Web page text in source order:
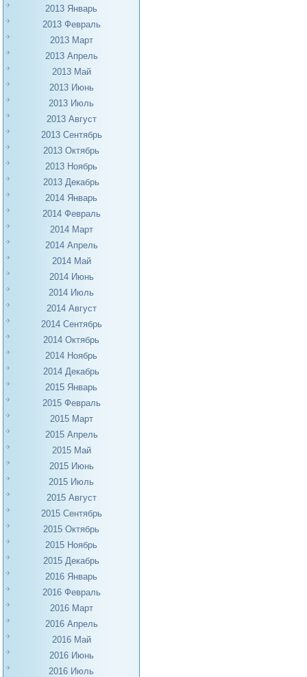
2013 Январь
2013 Февраль
2013 Март
2013 Апрель
2013 Май
2013 Июнь
2013 Июль
2013 Август
2013 Сентябрь
2013 Октябрь
2013 Ноябрь
2013 Декабрь
2014 Январь
2014 Февраль
2014 Март
2014 Апрель
2014 Май
2014 Июнь
2014 Июль
2014 Август
2014 Сентябрь
2014 Октябрь
2014 Ноябрь
2014 Декабрь
2015 Январь
2015 Февраль
2015 Март
2015 Апрель
2015 Май
2015 Июнь
2015 Июль
2015 Август
2015 Сентябрь
2015 Октябрь
2015 Ноябрь
2015 Декабрь
2016 Январь
2016 Февраль
2016 Март
2016 Апрель
2016 Май
2016 Июнь
2016 Июль